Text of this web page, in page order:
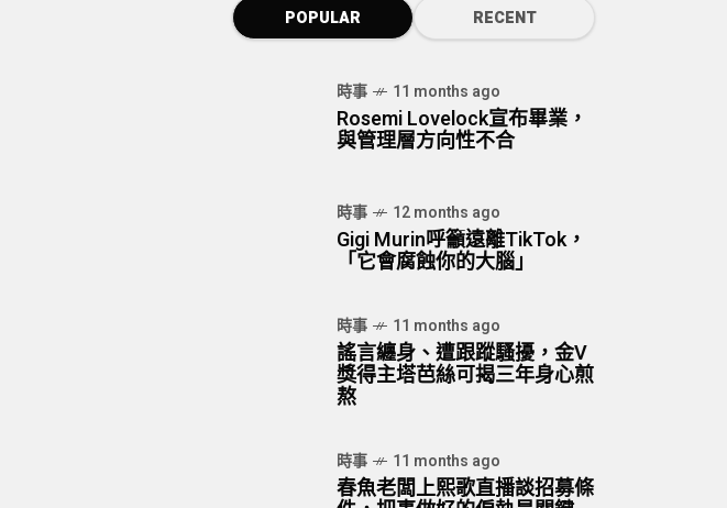
POPULAR RECENT
時事 11 months ago
Rosemi Lovelock宣布畢業，
與管理層方向性不合
時事 12 months ago
Gigi Murin呼籲遠離TikTok，
「它會腐蝕你的大腦」
時事 11 months ago
謠言纏身、遭跟蹤騷擾，金V
獎得主塔芭絲可揭三年身心煎
熬
時事 11 months ago
春魚老闆上熙歌直播談招募條